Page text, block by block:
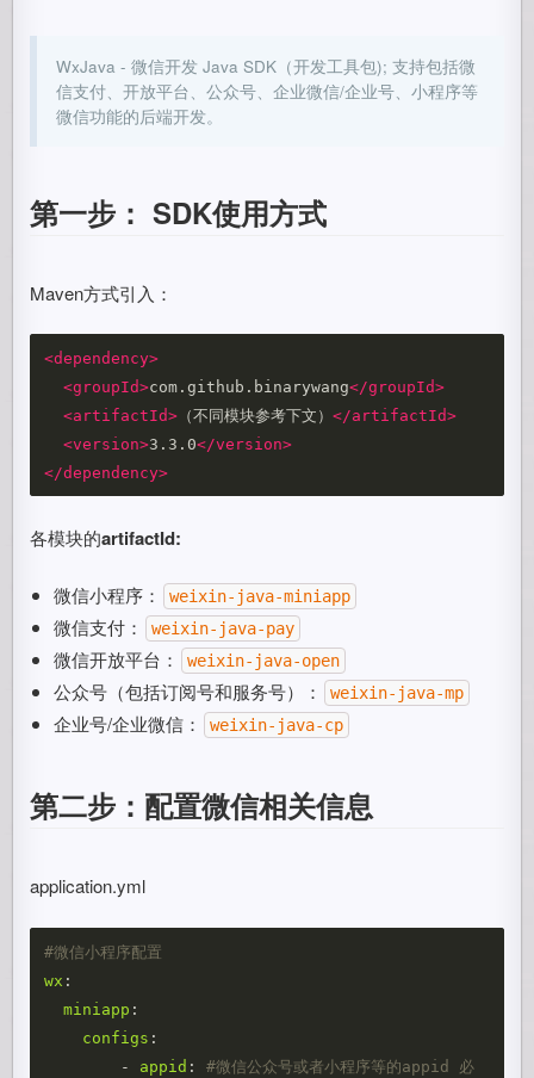
WxJava - 微信开发 Java SDK（开发工具包); 支持包括微
信支付、开放平台、公众号、企业微信/企业号、小程序等
微信功能的后端开发。
第一步： SDK使用方式
Maven方式引入：
<dependency>
<groupId>com.github.binarywang</groupId>
<artifactId> （不同模块参考下文）</artifactId>
<version>3.3.0</version>
</dependency>
各模块的artifactId:
微信小程序： weixin-java-miniapp
微信支付： weixin-java-pay
微信开放平台： weixin-java-open
公众号（包括订阅号和服务号）： weixin-java-mp
企业号/企业微信： weixin-java-cp
第二步：配置微信相关信息
application.yml
#微信小程序配置
wx :
miniapp :
configs :
-
appid :
#微信公众号或者小程序等的appid 必